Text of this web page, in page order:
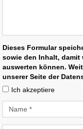
Dieses Formular
sowie den Inhalt, damit
auswerten können.
unserer Seite der
Ich akzeptiere